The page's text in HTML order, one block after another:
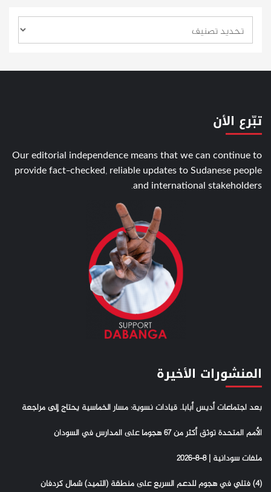
تبّرع الأن
Our editorial independence means that we can continue to
provide fact-checked, reliable updates to Sudanese people
and international stakeholders.
المنشورات الأخيرة
بعد اجتماعات أديس أبابا.. قيادات نسوية: مسار الخماسية يحتاج إلى مراجعة
الأمم المتحدة توثق أكثر من 67 هجوما على المدارس في السودان
ملفات سودانية | 8-8-2026
(4) فتلي في هجوم للدعم السريع على منطقة (التميد) شمال كردفان